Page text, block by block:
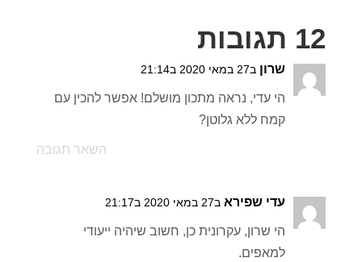
12 תגובות
שרון ב27 במאי 2020 ב21:14
הי עדי, נראה מתכון מושלם! אפשר להכין עם
קמח ללא גלוטן?
השאר תגובה
עדי שפירא ב27 במאי 2020 ב21:17
הי שרון, עקרונית כן, חשוב שיהיה ייעודי
למאפים.